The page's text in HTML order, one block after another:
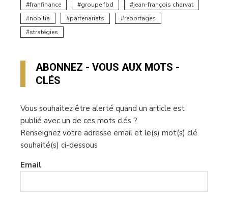
franfinance
groupe fbd
jean-françois charvat
nobilia
partenariats
reportages
stratégies
ABONNEZ - VOUS AUX MOTS -
CLÉS
Vous souhaitez être alerté quand un article est
publié avec un de ces mots clés ?
Renseignez votre adresse email et le(s) mot(s) clé
souhaité(s) ci-dessous
Email